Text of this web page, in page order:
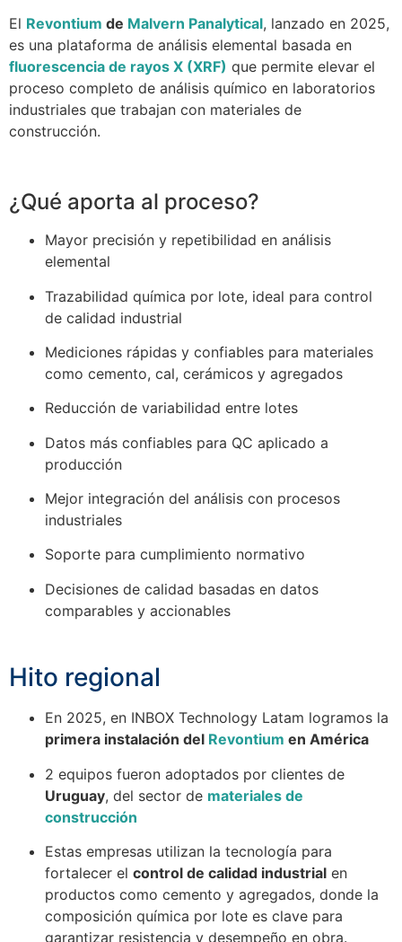
El Revontium de Malvern Panalytical, lanzado en 2025,
es una plataforma de análisis elemental basada en
fluorescencia de rayos X (XRF) que permite elevar el
proceso completo de análisis químico en laboratorios
industriales que trabajan con materiales de
construcción.
¿Qué aporta al proceso?
Mayor precisión y repetibilidad en análisis
elemental
Trazabilidad química por lote, ideal para control
de calidad industrial
Mediciones rápidas y confiables para materiales
como cemento, cal, cerámicos y agregados
Reducción de variabilidad entre lotes
Datos más confiables para QC aplicado a
producción
Mejor integración del análisis con procesos
industriales
Soporte para cumplimiento normativo
Decisiones de calidad basadas en datos
comparables y accionables
Hito regional
En 2025, en INBOX Technology Latam logramos la
primera instalación del Revontium en América
2 equipos fueron adoptados por clientes de
Uruguay, del sector de materiales de
construcción
Estas empresas utilizan la tecnología para
fortalecer el control de calidad industrial en
productos como cemento y agregados, donde la
composición química por lote es clave para
garantizar resistencia y desempeño en obra.